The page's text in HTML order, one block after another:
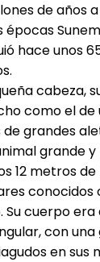
de años
hace unos
cabeza,
como el
grandes
grande
12 metros
conocidos
cuerpo era
con
en sus